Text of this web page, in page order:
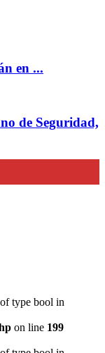
en ...
de Seguridad,
type bool in
on line 199